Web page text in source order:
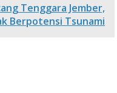
Tenggara Jember,
Berpotensi Tsunami